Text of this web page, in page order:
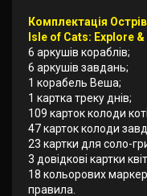
Комплектація
Isle of Cats: Explore
6 аркушів кораблів;
6 аркушів завдань;
1 корабель Веша;
1 картка треку днів;
109 карток колоди
47 карток колоди
23 картки для соло-
3 довідкові картки
18 кольорових
правила.